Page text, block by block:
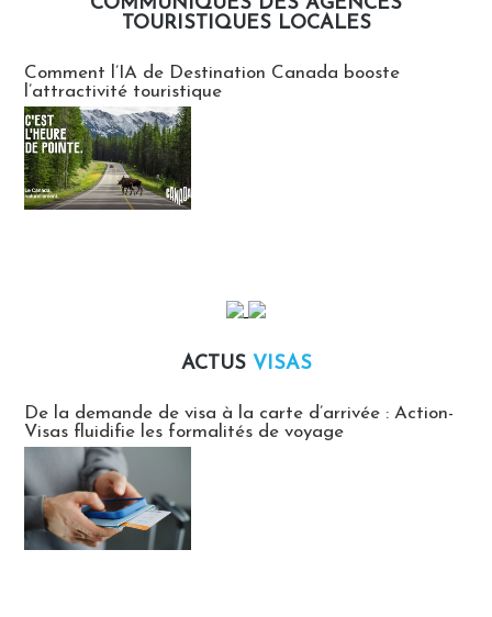
TOURISTIQUES LOCALES
Comment l’IA de Destination Canada booste
l’attractivité touristique
ACTUS VISAS
De la demande de visa à la carte d’arrivée : Action-
Visas fluidifie les formalités de voyage